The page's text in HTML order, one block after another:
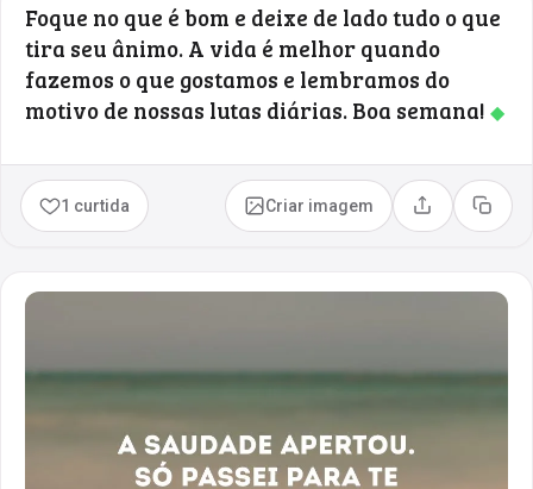
Foque no que é bom e deixe de lado tudo o que
tira seu ânimo. A vida é melhor quando
fazemos o que gostamos e lembramos do
motivo de nossas lutas diárias. Boa semana! ◆
1 curtida Criar imagem Compartilhar
Copiar